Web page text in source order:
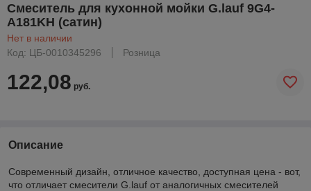
Смеситель для кухонной мойки G.lauf 9G4-
A181KH (сатин)
Нет в наличии
Код: ЦБ-0010345296
Розница
122,08 руб.
Описание
Современный дизайн, отличное качество, доступная цена - вот,
что отличает смесители G.lauf от аналогичных смесителей